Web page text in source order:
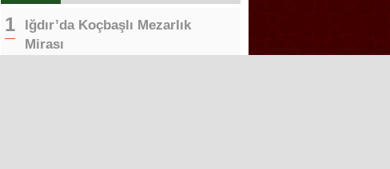
Iğdır’da Koçbaşlı Mezarlık
Mirası